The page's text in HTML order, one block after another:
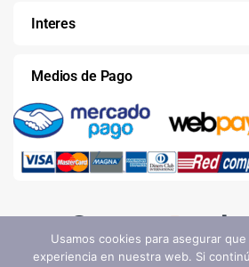
Interes
Medios de Pago
Usamos cookies para asegurar
experiencia en nuestra web. Si